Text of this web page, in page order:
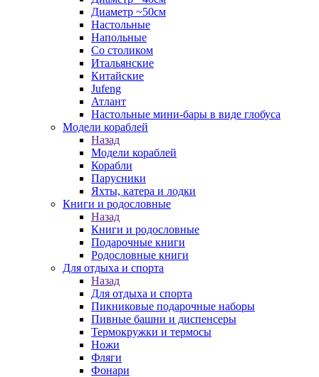
Диаметр ~50см
Настольные
Напольные
Со столиком
Итальянские
Китайские
Jufeng
Атлант
Настольные мини-бары в виде глобуса
Модели кораблей
Назад
Модели кораблей
Корабли
Парусники
Яхты, катера и лодки
Книги и родословные
Назад
Книги и родословные
Подарочные книги
Родословные книги
Для отдыха и спорта
Назад
Для отдыха и спорта
Пикниковые подарочные наборы
Пивные башни и диспенсеры
Термокружки и термосы
Ножи
Фляги
Фонари